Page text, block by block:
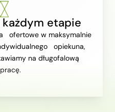
etapie
ofertowe w maksymalnie
opiekuna,
na długofalową